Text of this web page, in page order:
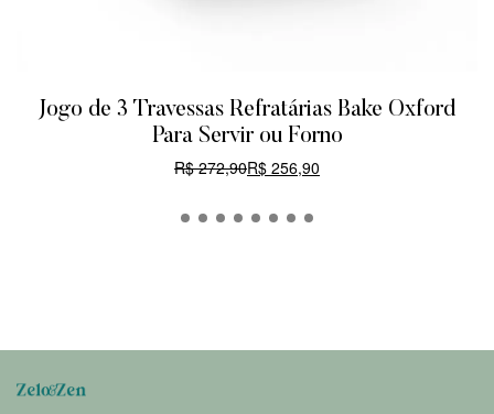
Jogo de 3 Travessas Refratárias Bake Oxford
Para Servir ou Forno
R$272,90R$ 256,90